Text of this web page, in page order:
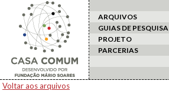
ARQUIVOS
GUIAS DE PESQUISA
PROJETO
PARCERIAS
Voltar aos arquivos